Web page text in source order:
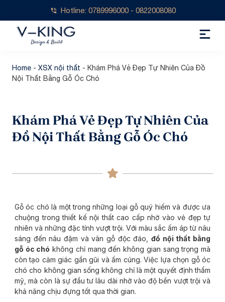
Hotline: 0789996000 - 0822008080
Home - XSX nội thất - Khám Phá Vẻ Đẹp Tự Nhiên Của Đồ
Nội Thất Bằng Gỗ Óc Chó
Khám Phá Vẻ Đẹp Tự Nhiên Của
Đồ Nội Thất Bằng Gỗ Óc Chó
Gỗ óc chó là một trong những loại gỗ quý hiếm và được ưa
chuộng trong thiết kế nội thất cao cấp nhờ vào vẻ đẹp tự
nhiên và những đặc tính vượt trội. Với màu sắc ấm áp từ nâu
sáng đến nâu đậm và vân gỗ độc đáo, đồ nội thất bằng
gỗ óc chó không chỉ mang đến không gian sang trọng mà
còn tạo cảm giác gần gũi và ấm cúng. Việc lựa chọn gỗ óc
chó cho không gian sống không chỉ là một quyết định thẩm
mỹ, mà còn là sự đầu tư lâu dài nhờ vào độ bền vượt trội và
khả năng chịu đựng tốt qua thời gian.